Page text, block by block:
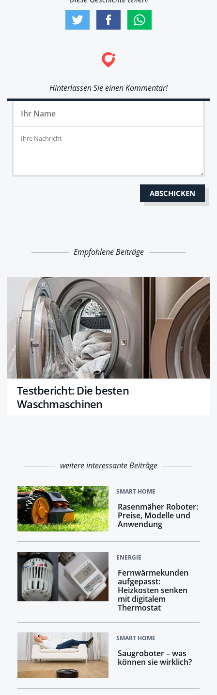
Hinterlassen Sie einen Kommentar!
Empfohlene Beiträge
Testbericht: Die besten
Waschmaschinen
weitere interessante Beiträge
SMART HOME
Rasenmäher Roboter:
Preise, Modelle und
Anwendung
ENERGIE
Fernwärmekunden
aufgepasst:
Heizkosten senken
mit digitalem
Thermostat
SMART HOME
Saugroboter – was
können sie wirklich?